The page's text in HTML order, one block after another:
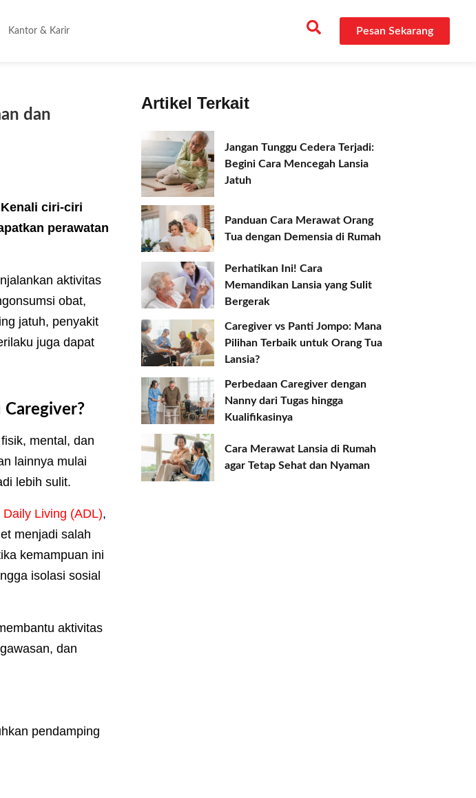
Kantor & Karir Pesan Sekarang
dan
ciri-ciri
perawatan
aktivitas
obat,
jatuh, penyakit
juga dapat
mental, dan
lainnya mulai
lebih sulit.
Living (ADL),
menjadi salah
kemampuan ini
isolasi sosial
aktivitas
dan
pendamping
Artikel Terkait
Jangan Tunggu Cedera Terjadi:
Begini Cara Mencegah Lansia
Jatuh
Panduan Cara Merawat Orang
Tua dengan Demensia di Rumah
Perhatikan Ini! Cara
Memandikan Lansia yang Sulit
Bergerak
Caregiver vs Panti Jompo: Mana
Pilihan Terbaik untuk Orang Tua
Lansia?
Perbedaan Caregiver dengan
Nanny dari Tugas hingga
Kualifikasinya
Cara Merawat Lansia di Rumah
agar Tetap Sehat dan Nyaman